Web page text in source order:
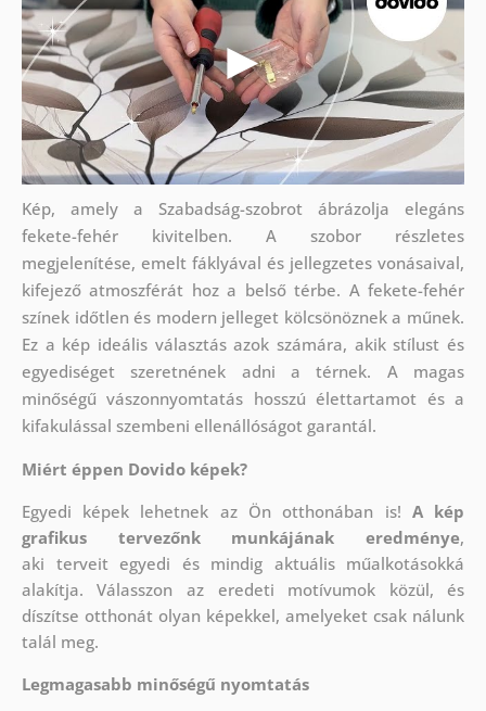
Kép, amely a Szabadság-szobrot ábrázolja elegáns
fekete-fehér kivitelben. A szobor részletes
megjelenítése, emelt fáklyával és jellegzetes vonásaival,
kifejező atmoszférát hoz a belső térbe. A fekete-fehér
színek időtlen és modern jelleget kölcsönöznek a műnek.
Ez a kép ideális választás azok számára, akik stílust és
egyediséget szeretnének adni a térnek. A magas
minőségű vászonnyomtatás hosszú élettartamot és a
kifakulással szembeni ellenállóságot garantál.
Miért éppen Dovido képek?
Egyedi képek lehetnek az Ön otthonában is! A kép
grafikus tervezőnk munkájának eredménye,
aki terveit egyedi és mindig aktuális műalkotásokká
alakítja. Válasszon az eredeti motívumok közül, és
díszítse otthonát olyan képekkel, amelyeket csak nálunk
talál meg.
Legmagasabb minőségű nyomtatás